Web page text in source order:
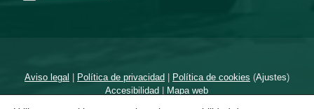
Aviso legal | Política de privacidad| Política de cookies (Ajustes)
Accesibilidad | Mapa web